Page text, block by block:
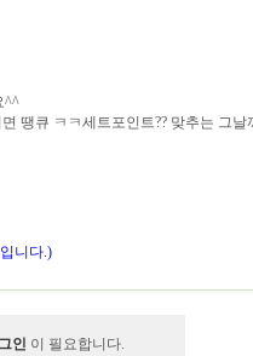
^^
땡큐 ㅋㅋ세트포인트?? 맞추는 그
니다.)
인 이 필요합니다.